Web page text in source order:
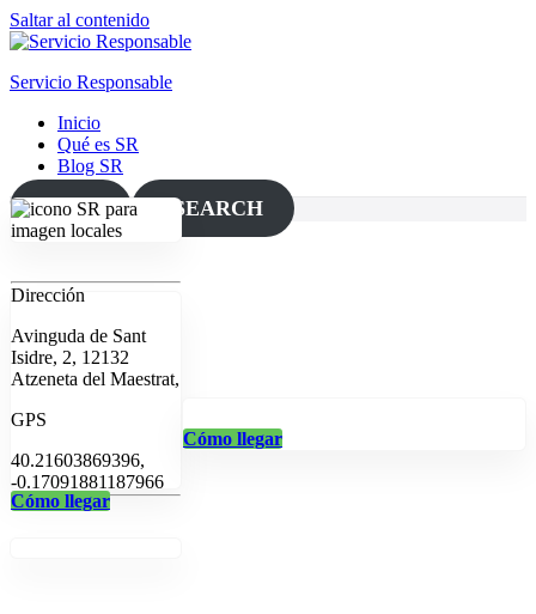
Saltar al contenido
Servicio Responsable
Inicio
Qué es SR
Blog SR
MAP SEARCH
Dirección
Avinguda de Sant
Isidre, 2, 12132
Atzeneta del Maestrat,
GPS
40.21603869396,
-0.17091881187966
Cómo llegar
Cómo llegar